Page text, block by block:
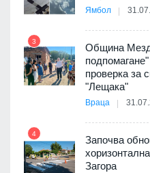
Ямбол
3
Община
проверка за
"Лещака"
Враца
4
Започва
Загора